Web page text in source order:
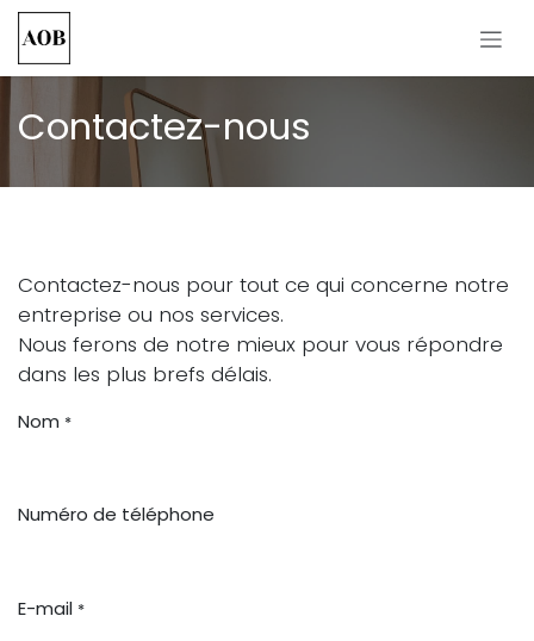
Se rendre au contenu
Contactez-nous
Contactez-nous pour tout ce qui concerne notre
entreprise ou nos services.
Nous ferons de notre mieux pour vous répondre
dans les plus brefs délais.
Nom *
Numéro de téléphone
E-mail *